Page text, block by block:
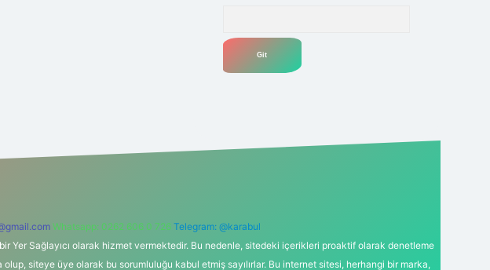
Whatsapp: 0262 606 0 726 Telegram: @karabul
Yer Sağlayıcı olarak hizmet vermektedir. Bu nedenle, sitedeki içerikleri proaktif olarak denetleme
siteye üye olarak bu sorumluluğu kabul etmiş sayılırlar. Bu internet sitesi, herhangi bir marka,